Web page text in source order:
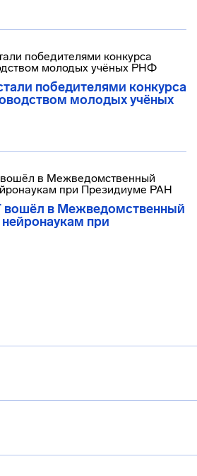
победителями конкурса
молодых учёных
в Межведомственный
при